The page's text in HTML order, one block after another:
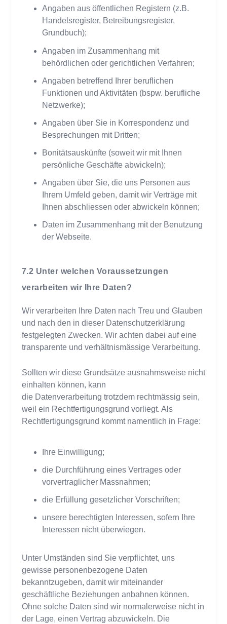
Angaben aus öffentlichen Registern (z.B.
Handelsregister, Betreibungsregister,
Grundbuch);
Angaben im Zusammenhang mit
behördlichen oder gerichtlichen Verfahren;
Angaben betreffend Ihrer beruflichen
Funktionen und Aktivitäten (bspw. berufliche
Netzwerke);
Angaben über Sie in Korrespondenz und
Besprechungen mit Dritten;
Bonitätsauskünfte (soweit wir mit Ihnen
persönliche Geschäfte abwickeln);
Angaben über Sie, die uns Personen aus
Ihrem Umfeld geben, damit wir Verträge mit
Ihnen abschliessen oder abwickeln können;
Daten im Zusammenhang mit der Benutzung
der Webseite.
Unter welchen Voraussetzungen
verarbeiten wir Ihre Daten?
Wir verarbeiten Ihre Daten nach Treu und Glauben
und nach den in dieser Datenschutzerklärung
festgelegten Zwecken. Wir achten dabei auf eine
transparente und verhältnismässige Verarbeitung.
Sollten wir diese Grundsätze ausnahmsweise nicht
einhalten können, kann
die Datenverarbeitung trotzdem rechtmässig sein,
weil ein Rechtfertigungsgrund vorliegt. Als
Rechtfertigungsgrund kommt namentlich in Frage:
Ihre Einwilligung;
die Durchführung eines Vertrages oder
vorvertraglicher Massnahmen;
die Erfüllung gesetzlicher Vorschriften;
unsere berechtigten Interessen, sofern Ihre
Interessen nicht überwiegen.
Unter Umständen sind Sie verpflichtet, uns
gewisse personenbezogene Daten
bekanntzugeben, damit wir miteinander
geschäftliche Beziehungen anbahnen können.
Ohne solche Daten sind wir normalerweise nicht in
der Lage, einen Vertrag abzuwickeln. Die